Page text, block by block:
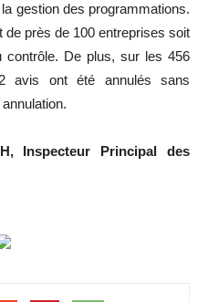
gestion des programmations.
de près de 100 entreprises soit
contrôle. De plus, sur les 456
avis ont été annulés sans
Inspecteur Principal des